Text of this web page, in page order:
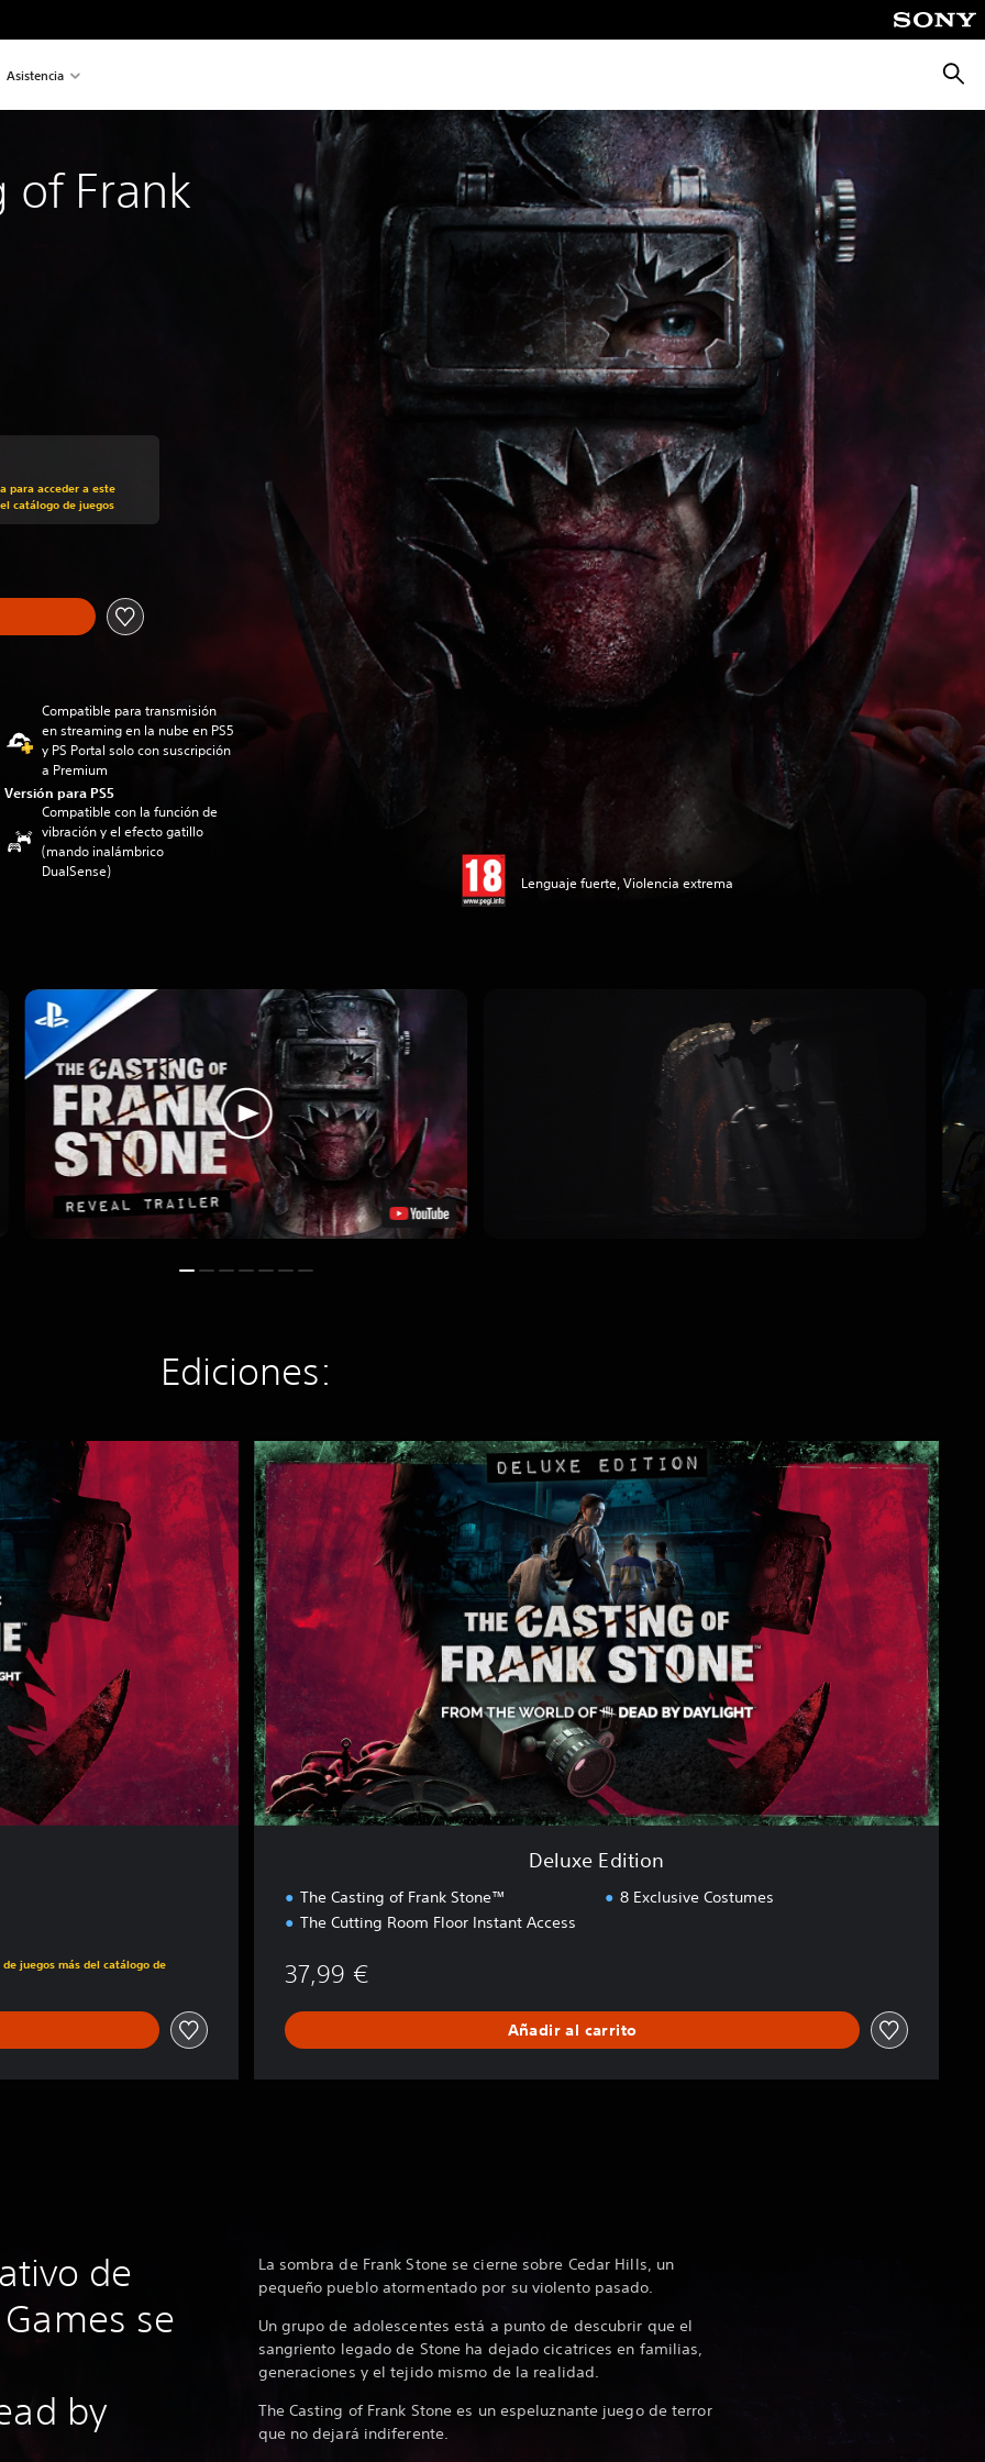
Asistencia
of Frank
para acceder a este
catálogo de juegos
Compatible para transmisión
en streaming en la nube en PS5
y PS Portal solo con suscripción
a Premium
Versión para PS5
Compatible con la función de
vibración y el efecto gatillo
(mando inalámbrico
DualSense)
Lenguaje fuerte, Violencia extrema
Ediciones:
juegos más del catálogo de
D
e
l
u
x
e
E
d
i
t
i
o
n
Deluxe Edition
The Casting of Frank Stone™
The Cutting Room Floor Instant Access
8 Exclusive Costumes
37,99 €
Añadir al carrito
de
se
by
La sombra de Frank Stone se cierne sobre Cedar Hills, un
pequeño pueblo atormentado por su violento pasado.
Un grupo de adolescentes está a punto de descubrir que el
sangriento legado de Stone ha dejado cicatrices en familias,
generaciones y el tejido mismo de la realidad.
The Casting of Frank Stone es un espeluznante juego de terror
que no dejará indiferente.